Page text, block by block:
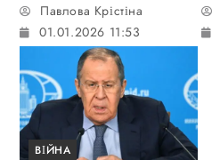
Павлова Крістіна
01.01.2026 11:53
ВІЙНА